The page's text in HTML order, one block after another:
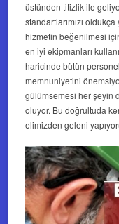
üstünden titizlik ile
standartlarımızı
hizmetin beğenilmesi
en iyi ekipmanları
haricinde bütün
memnuniyetini
gülümsemesi her şeyin
oluyor. Bu doğrultuda
elimizden geleni